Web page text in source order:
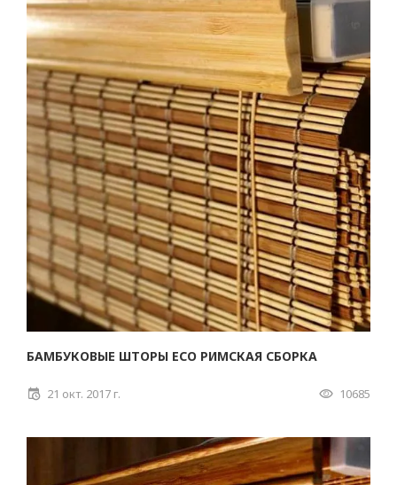
БАМБУКОВЫЕ ШТОРЫ ECO РИМСКАЯ СБОРКА
21 окт. 2017 г. 10685